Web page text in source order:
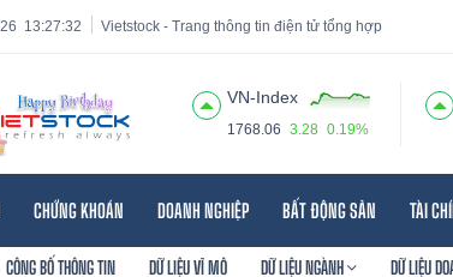
13:27:33 Vietstock - Trang thông tin điện tử tổng hợp
VN-Index
1768.06 3.28 0.19%
CHỨNG KHOÁN DOANH NGHIỆP BẤT ĐỘNG SẢN TÀI
CÔNG BỐ THÔNG TIN DỮ LIỆU VĨ MÔ DỮ LIỆU NGÀNH DỮ LIỆU